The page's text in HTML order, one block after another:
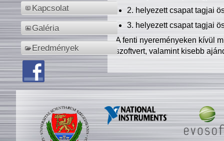
Kapcsolat
Galéria
Eredmények
2. helyezett csapat tagjai
3. helyezett csapat tagjai
A fenti nyereményeken kívül
szoftvert, valamint kisebb